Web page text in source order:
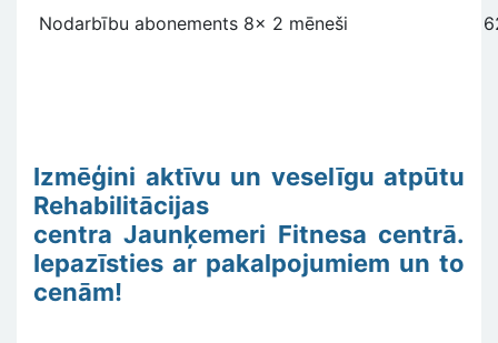
Nodarbību abonements 8x 2 mēneši
Izmēģini aktīvu un veselīgu atpūtu
Rehabilitācijas
centra Jaunķemeri Fitnesa centrā.
Iepazīsties ar pakalpojumiem un to
cenām!